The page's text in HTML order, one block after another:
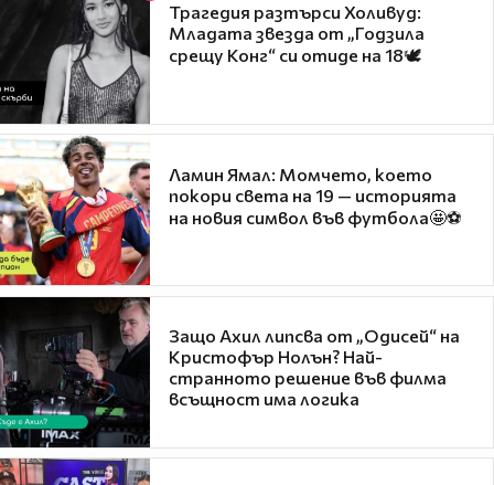
Трагедия разтърси Холивуд:
Младата звезда от „Годзила
срещу Конг“ си отиде на 18🕊️
Ламин Ямал: Момчето, което
покори света на 19 — историята
на новия символ във футбола🤩⚽
Защо Ахил липсва от „Одисей“ на
Кристофър Нолън? Най-
странното решение във филма
всъщност има логика